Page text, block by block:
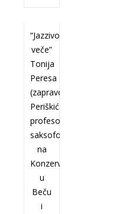
“Jazzivo
veče”
Tonija
Peresa
(zapravo
Periškića),
profesora
saksofona
na
Konzervatorijumu
u
Beču
i